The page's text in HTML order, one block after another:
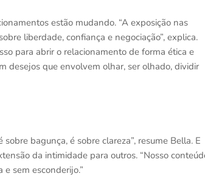
estão mudando. “A exposição nas
liberdade, confiança e negociação”, explica.
para abrir o relacionamento de forma ética e
desejos que envolvem olhar, ser olhado, dividir
bagunça, é sobre clareza”, resume Bella. E
da intimidade para outros. “Nosso
sem esconderijo.”